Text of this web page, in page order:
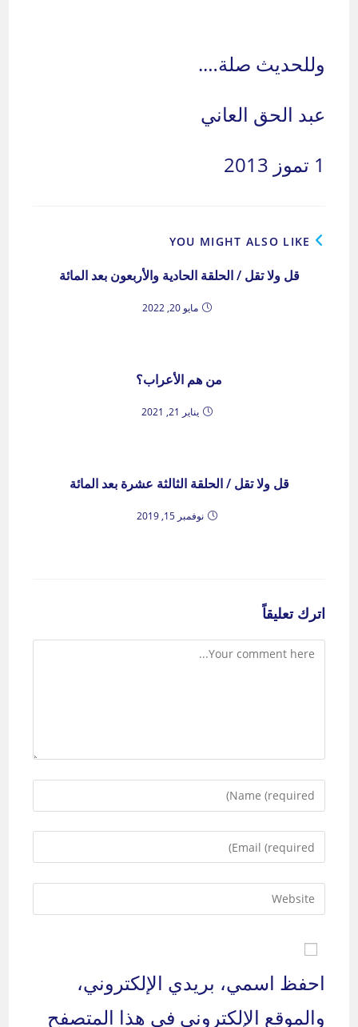
وللحديث صلة….
عبد الحق العاني
1 تموز 2013
YOU MIGHT ALSO LIKE
قل ولا تقل / الحلقة الحادية والأربعون بعد المائة
مايو 20, 2022
من هم الأعراب؟
يناير 21, 2021
قل ولا تقل / الحلقة الثالثة عشرة بعد المائة
نوفمبر 15, 2019
اترك تعليقاً
Comment
Enter
your
username
to
comment
Enter
your
address
to
Enter
URL
احفظ اسمي، بريدي الإلكتروني،
والموقع الإلكتروني في هذا المتصفح